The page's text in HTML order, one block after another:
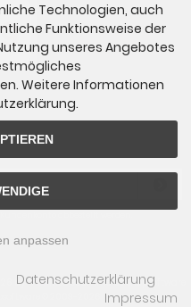
bymodified eCommerce Shopsoftware
Technologien, auch
Funktionsweise der
unseres Angebotes
Weitere Informationen
anpassen
Datenschutzerklärung
Impressum